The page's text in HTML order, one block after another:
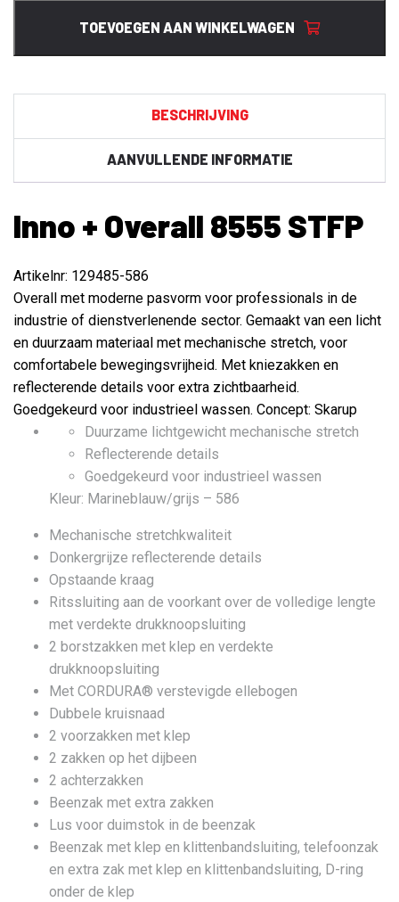
TOEVOEGEN AAN WINKELWAGEN
BESCHRIJVING
AANVULLENDE INFORMATIE
Inno + Overall 8555 STFP
Artikelnr: 129485-586
Overall met moderne pasvorm voor professionals in de
industrie of dienstverlenende sector. Gemaakt van een licht
en duurzaam materiaal met mechanische stretch, voor
comfortabele bewegingsvrijheid. Met kniezakken en
reflecterende details voor extra zichtbaarheid.
Goedgekeurd voor industrieel wassen. Concept: Skarup
Duurzame lichtgewicht mechanische stretch
Reflecterende details
Goedgekeurd voor industrieel wassen
Kleur: Marineblauw/grijs – 586
Mechanische stretchkwaliteit
Donkergrijze reflecterende details
Opstaande kraag
Ritssluiting aan de voorkant over de volledige lengte
met verdekte drukknoopsluiting
2 borstzakken met klep en verdekte
drukknoopsluiting
Met CORDURA® verstevigde ellebogen
Dubbele kruisnaad
2 voorzakken met klep
2 zakken op het dijbeen
2 achterzakken
Beenzak met extra zakken
Lus voor duimstok in de beenzak
Beenzak met klep en klittenbandsluiting, telefoonzak
en extra zak met klep en klittenbandsluiting, D-ring
onder de klep